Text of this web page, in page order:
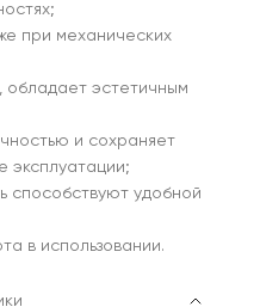
при механических
обладает эстетичным
и сохраняет
эксплуатации;
способствуют удобной
в использовании.